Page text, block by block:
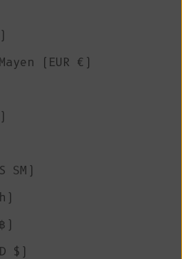
(EUR €)
ЅМ)
)
$)